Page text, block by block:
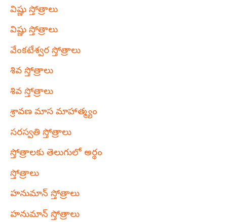
విష్ణు స్తోత్రాలు
విష్ణు స్తోత్రాలు
వేంకటేశ్వర స్తోత్రాలు
శివ స్తోత్రాలు
శివ స్తోత్రాలు
శ్రావణ మాస మాహాత్మ్యం
సరస్వతి స్తోత్రాలు
స్తోత్రాలకు తెలుగులో అర్థం
స్తోత్రాలు
హనుమాన్ స్తోత్రాలు
హనుమాన్ స్తోత్రాలు